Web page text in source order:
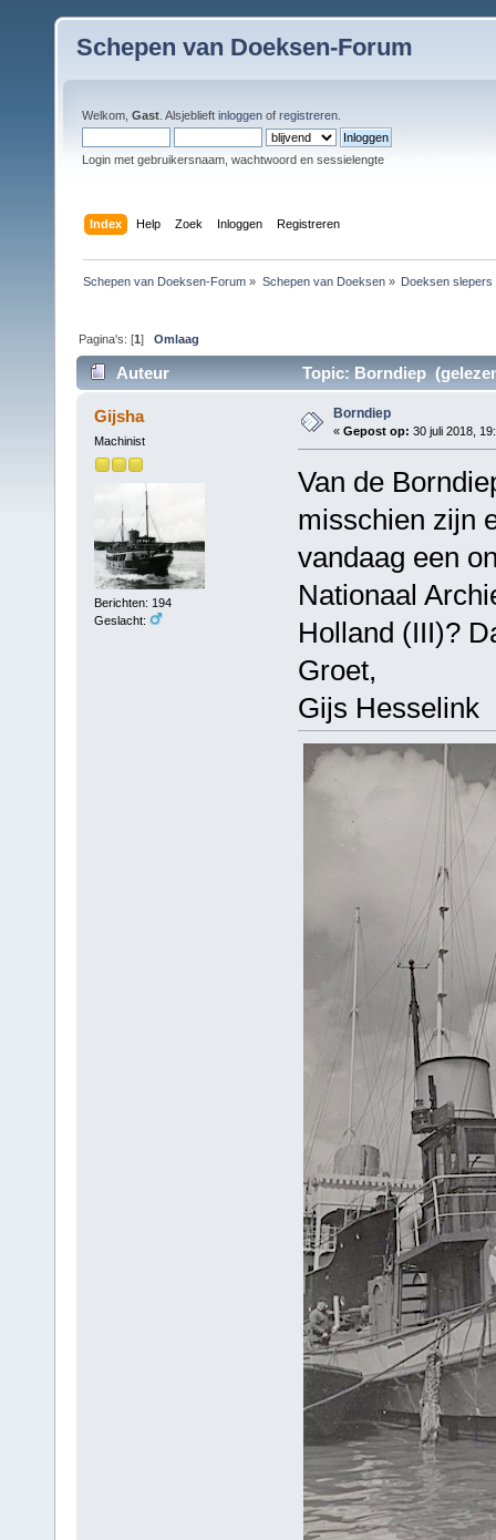
Schepen van Doeksen-Forum
Welkom, Gast . Alsjeblieft inloggen of registreren
Login met gebruikersnaam, wachtwoord en sessielengte
Index Help Zoek Inloggen Registreren
Schepen van Doeksen-Forum » Schepen van Doeksen» Doeksen slepers
Pagina's: [1]Omlaag
Auteur Topic: Borndiep
Gijsha
Machinist
Berichten: 194
Geslacht:
Borndiep
« Gepost op: 30 juli 2018,
Van de
misschien zijn
vandaag een
Nationaal
Holland (III)?
Groet,
Gijs Hesselink